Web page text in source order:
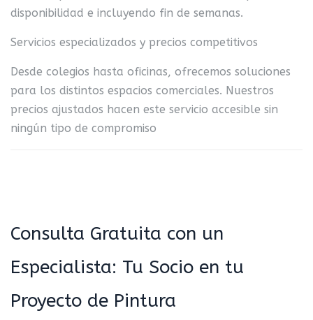
disponibilidad e incluyendo fin de semanas.
Servicios especializados y precios competitivos
Desde colegios hasta oficinas, ofrecemos soluciones
para los distintos espacios comerciales. Nuestros
precios ajustados hacen este servicio accesible sin
ningún tipo de compromiso
Consulta Gratuita con un
Especialista: Tu Socio en tu
Proyecto de Pintura